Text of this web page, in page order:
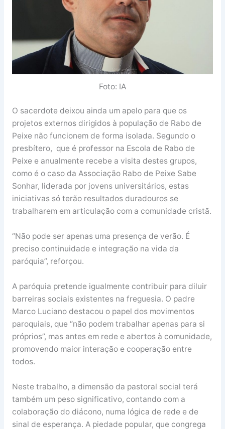
Foto: IA
O sacerdote deixou ainda um apelo para que os
projetos externos dirigidos à população de Rabo de
Peixe não funcionem de forma isolada. Segundo o
presbítero, que é professor na Escola de Rabo de
Peixe e anualmente recebe a visita destes grupos,
como é o caso da Associação Rabo de Peixe Sabe
Sonhar, liderada por jovens universitários, estas
iniciativas só terão resultados duradouros se
trabalharem em articulação com a comunidade cristã.
“Não pode ser apenas uma presença de verão. É
preciso continuidade e integração na vida da
paróquia”, reforçou.
A paróquia pretende igualmente contribuir para diluir
barreiras sociais existentes na freguesia. O padre
Marco Luciano destacou o papel dos movimentos
paroquiais, que “não podem trabalhar apenas para si
próprios”, mas antes em rede e abertos à comunidade,
promovendo maior interação e cooperação entre
todos.
Neste trabalho, a dimensão da pastoral social terá
também um peso significativo, contando com a
colaboração do diácono, numa lógica de rede e de
sinal de esperança. A piedade popular, que congrega